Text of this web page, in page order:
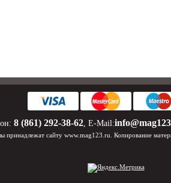
8 (861) 292-38-62, E-Mail:
принадлежат сайту www.mag123.ru. Копирование